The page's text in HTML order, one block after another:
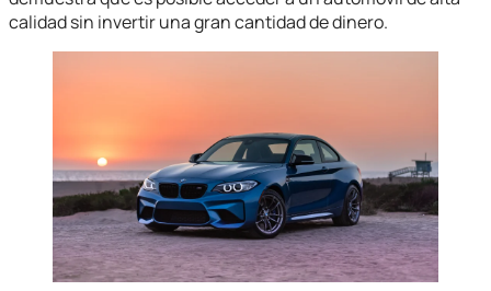
calidad sin invertir una gran cantidad de dinero.